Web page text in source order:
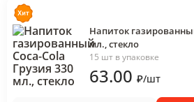
Напиток
мл., стекло
15 шт в упаковке
63.00 ₽/шт